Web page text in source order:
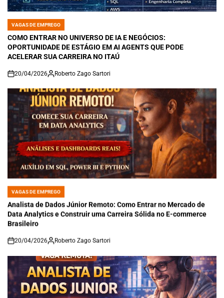
POSTED
IN
VAGAS DE EMPREGO
COMO ENTRAR NO UNIVERSO DE IA E NEGÓCIOS:
OPORTUNIDADE DE ESTÁGIO EM AI AGENTS QUE PODE
ACELERAR SUA CARREIRA NO ITAÚ
on
20/04/2026 Roberto Zago Sartori
POSTED
IN
VAGAS DE EMPREGO
Analista de Dados Júnior Remoto: Como Entrar no Mercado de
Data Analytics e Construir uma Carreira Sólida no E-commerce
Brasileiro
on
20/04/2026 Roberto Zago Sartori